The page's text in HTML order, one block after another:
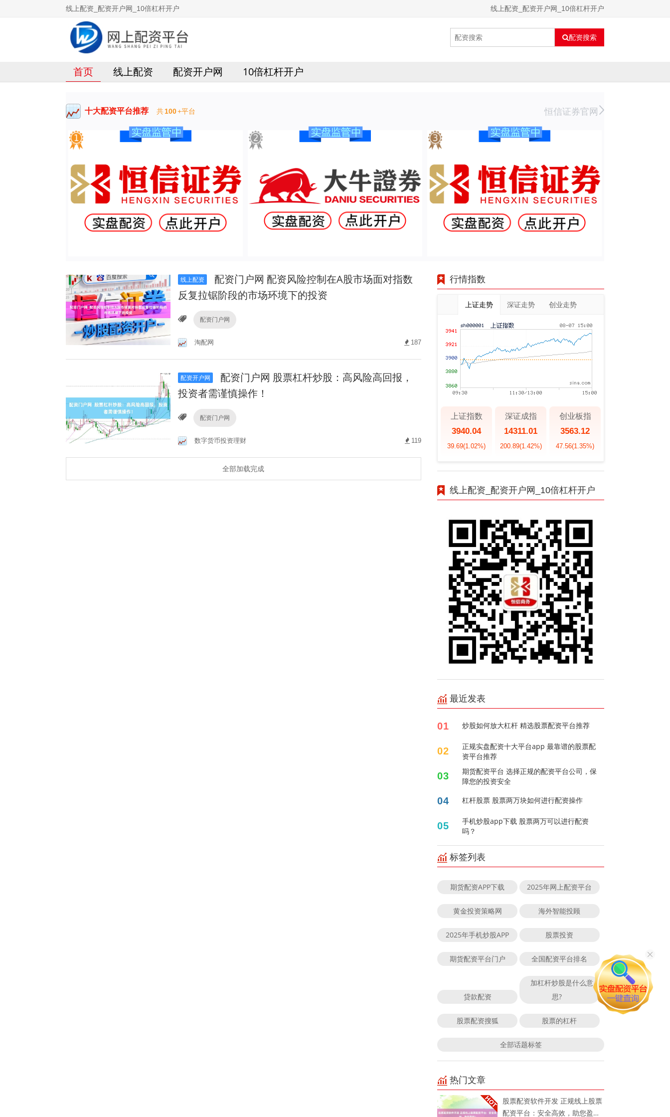
线上配资_配资开户网_10倍杠杆开户 线上配资_配资开户网_10倍杠杆开户
配资搜索
首页 线上配资 配资开户网 10倍杠杆开户
十大配资平台推荐 共100+平台 恒信证券官网
线上配资
配资门户网 配资风险控制在A股市场面对指数
反复拉锯阶段的市场环境下的投资
配资门户网
淘配网 187
配资开户网
配资门户网 股票杠杆炒股：高风险高回报，
投资者需谨慎操作！
配资门户网
数字货币投资理财 119
全部加载完成
行情指数
上证走势 深证走势 创业走势
上证指数
3940.04
39.69(1.02%)
深证成指
14311.01
200.89(1.42%)
创业板指
3563.12
47.56(1.35%)
线上配资_配资开户网_10倍杠杆开户
最近发表
01 炒股如何放大杠杆 精选股票配资平台推荐
02
正规实盘配资十大平台app 最靠谱的股票配
资平台推荐
03
期货配资平台 选择正规的配资平台公司，保
障您的投资安全
04 杠杆股票 股票两万块如何进行配资操作
05
手机炒股app下载 股票两万可以进行配资
吗？
标签列表
期货配资APP下载 2025年网上配资平台
黄金投资策略网 海外智能投顾
2025年手机炒股APP 股票投资
期货配资平台门户 全国配资平台排名
贷款配资
加杠杆炒股是什么意
思?
股票配资搜狐 股票的杠杆
全部话题标签
热门文章
股票配资软件开发 正规线上股票
配资平台：安全高效，助您盈